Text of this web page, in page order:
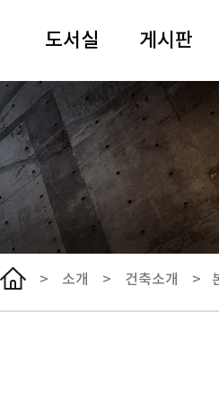
도서실
안내
도서검색
게시판
일정
말씀과 기도
추모
> 소개 > 건축소개 >